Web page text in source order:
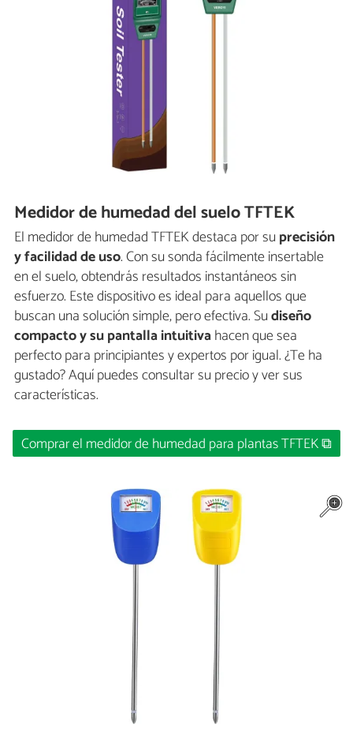
Medidor de humedad del suelo TFTEK
El medidor de humedad TFTEK destaca por suprecisión
y facilidad de uso. Con su sonda fácilmente insertable
en el suelo, obtendrás resultados instantáneos sin
esfuerzo. Este dispositivo es ideal para aquellos que
buscan una solución simple, pero efectiva. Sudiseño
compacto y su pantalla intuitivahacen que sea
perfecto para principiantes y expertos por igual. ¿Te ha
gustado? Aquí puedes consultar su precio y ver sus
características.
Comprar el medidor de humedad para plantas TFTEK ⧉